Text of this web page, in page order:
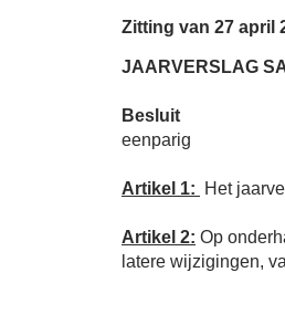
Zitting van 27 april
JAARVERSLAG
Besluit
eenparig
Artikel 1: Het
Artikel 2: Op
latere wijzigingen,